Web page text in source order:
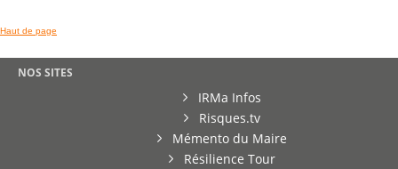
Haut de page
NOS SITES
IRMa Infos
Risques.tv
Mémento du Maire
Résilience Tour